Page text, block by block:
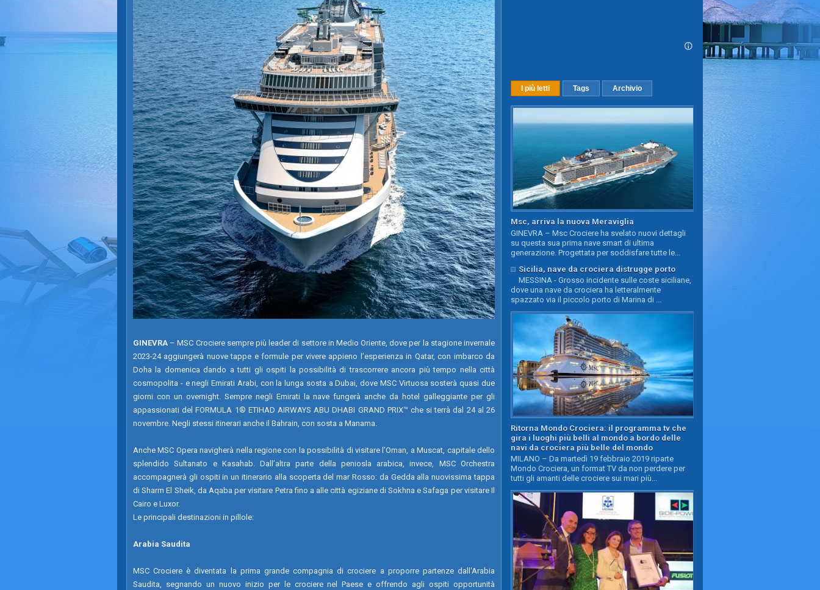
GINEVRA – MSC Crociere sempre più leader di settore in Medio Oriente, dove per la stagione invernale
2023-24 aggiungerà nuove tappe e formule per vivere appieno l’esperienza in Qatar, con imbarco da
Doha la domenica dando a tutti gli ospiti la possibilità di trascorrere ancora più tempo nella città
cosmopolita - e negli Emirati Arabi, con la lunga sosta a Dubai, dove MSC Virtuosa sosterà quasi due
giorni con un overnight. Sempre negli Emirati la nave fungerà anche da hotel galleggiante per gli
appassionati del FORMULA 1® ETIHAD AIRWAYS ABU DHABI GRAND PRIX™ che si terrà dal 24 al 26
novembre. Negli stessi itinerari anche il Bahrain, con sosta a Manama.
Anche MSC Opera navigherà nella regione con la possibilità di visitare l’Oman, a Muscat, capitale dello
splendido Sultanato e Kasahab. Dall’altra parte della peniosla arabica, invece, MSC Orchestra
accompagnerà gli ospiti in un itinerario alla scoperta del mar Rosso: da Gedda alla nuovissima tappa
di Sharm El Sheik, da Aqaba per visitare Petra fino a alle città egiziane di Sokhna e Safaga per visitare Il
Cairo e Luxor.
Le principali destinazioni in pillole:
Arabia Saudita
MSC Crociere è diventata la prima grande compagnia di crociere a proporre partenze dall'Arabia
Saudita, segnando un nuovo inizio per le crociere nel Paese e offrendo agli ospiti opportunità
I più letti Tags Archivio
Msc, arriva la nuova Meraviglia
GINEVRA – Msc Crociere ha svelato nuovi dettagli
su questa sua prima nave smart di ultima
generazione. Progettata per soddisfare tutte le...
Sicilia, nave da crociera distrugge porto
MESSINA - Grosso incidente sulle coste siciliane,
dove una nave da crociera ha letteralmente
spazzato via il piccolo porto di Marina di ...
Ritorna Mondo Crociera: il programma tv che
gira i luoghi più belli al mondo a bordo delle
navi da crociera più belle del mondo
MILANO – Da martedì 19 febbraio 2019 riparte
Mondo Crociera, un format TV da non perdere per
tutti gli amanti delle crociere sui mari più...